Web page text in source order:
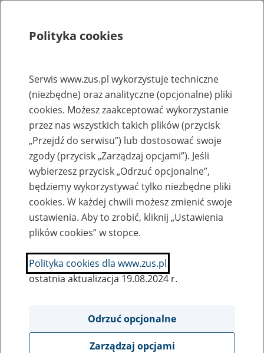
Rejestry, ewidencje i archiwa
Baza zlikwidowanych lub
przekształconych zakładów pracy
Nazwa zakładu pracy:
SZUKAJ
Ukryj wszystkie pozycje bazy
Polityka cookies
Serwis www.zus.pl wykorzystuje techniczne
(niezbędne) oraz analityczne (opcjonalne) pliki
cookies. Możesz zaakceptować wykorzystanie
przez nas wszystkich takich plików (przycisk
„Przejdź do serwisu”) lub dostosować swoje
zgody (przycisk „Zarządzaj opcjami”). Jeśli
wybierzesz przycisk „Odrzuć opcjonalne”,
będziemy wykorzystywać tylko niezbędne pliki
cookies. W każdej chwili możesz zmienić swoje
ustawienia. Aby to zrobić, kliknij „Ustawienia
plików cookies” w stopce.
Polityka cookies dla www.zus.pl
ostatnia aktualizacja 19.08.2024 r.
Odrzuć opcjonalne
Zarządzaj opcjami